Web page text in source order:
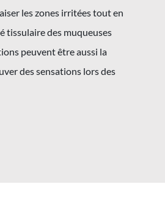
les zones irritées tout en
tissulaire des muqueuses
peuvent être aussi la
des sensations lors des